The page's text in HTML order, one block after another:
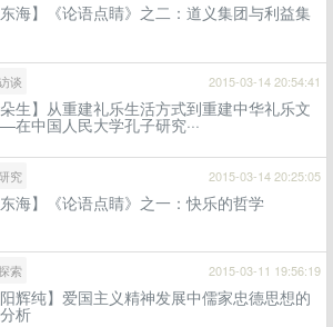
东海】《论语点睛》之二：道义集团与利益集
谈 2015-03-14 20:54:41
朵生】从重建礼乐生活方式到重建中华礼乐文
中国人民大学孔子研究···
究 2015-03-14 20:25:05
东海】《论语点睛》之一：快乐的哲学
索 2015-03-11 19:56:19
阳辉纯】爱国主义精神发展中儒家忠德思想的
析